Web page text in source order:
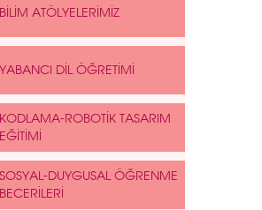
BİLİM ATÖLYELERİMİZ
YABANCI DİL ÖĞRETİMİ
KODLAMA-ROBOTİK TASARIM
EĞİTİMİ
SOSYAL-DUYGUSAL ÖĞRENME
BECERİLERİ